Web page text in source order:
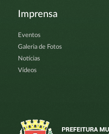
Imprensa
Eventos
Galeria de Fotos
Notícias
Vídeos